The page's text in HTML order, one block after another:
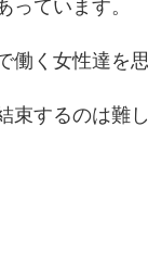
っています。
働く女性達を
束するのは難